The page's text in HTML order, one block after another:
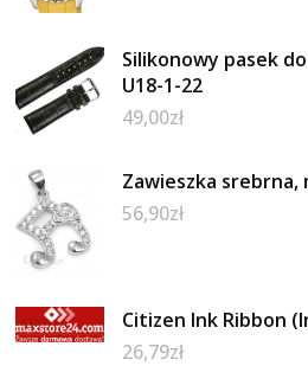
Silikonowy pasek
U18-1-22
49,00zł
Zawieszka
56,90zł
Citizen Ink Ribbon
26,79zł